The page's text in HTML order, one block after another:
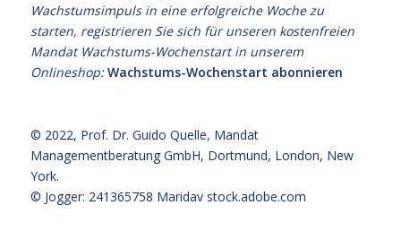
Wachstumsimpuls in eine erfolgreiche Woche zu
starten, registrieren Sie sich für unseren kostenfreien
Mandat Wachstums-Wochenstart in unserem
Onlineshop:Wachstums-Wochenstart abonnieren
© 2022, Prof. Dr. Guido Quelle, Mandat
Managementberatung GmbH, Dortmund, London, New
York.
© Jogger: 241365758 Maridav stock.adobe.com